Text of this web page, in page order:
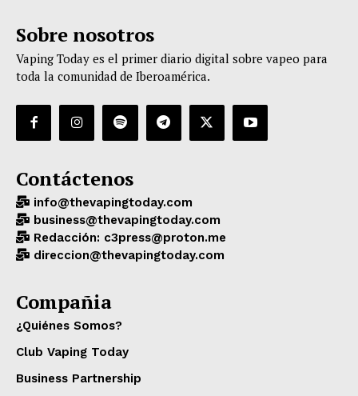
Sobre nosotros
Vaping Today es el primer diario digital sobre vapeo para
toda la comunidad de Iberoamérica.
Contáctenos
info@thevapingtoday.com
business@thevapingtoday.com
Redacción: c3press@proton.me
direccion@thevapingtoday.com
Compañia
¿Quiénes Somos?
Club Vaping Today
Business Partnership